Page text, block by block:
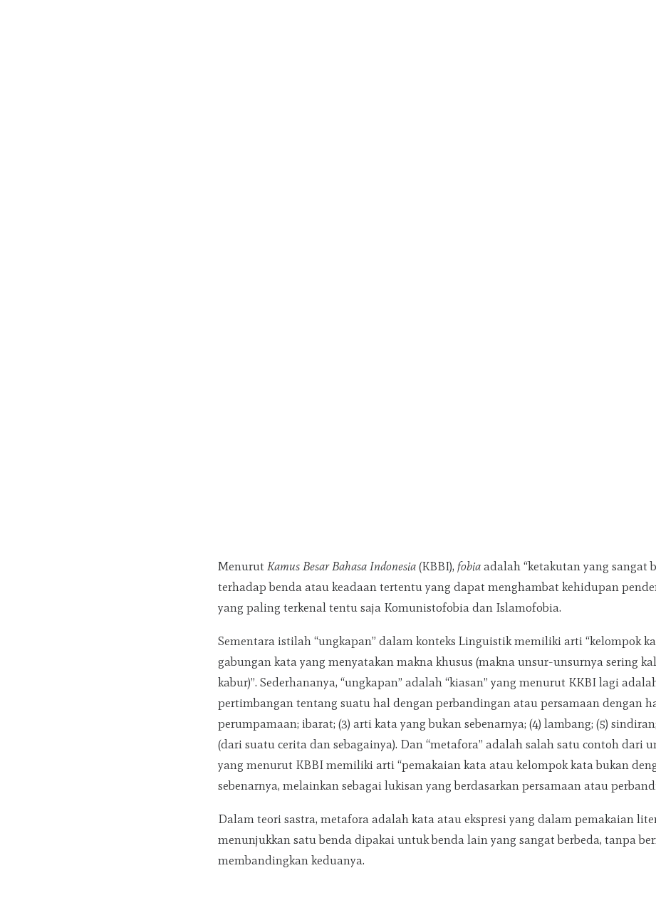
Menurut Kamus Besar Bahasa Indonesia (KBBI), fobia adalah “ketakutan yang sangat
terhadap benda atau keadaan tertentu yang dapat menghambat kehidupan
yang paling terkenal tentu saja Komunistofobia dan Islamofobia.
Sementara istilah “ungkapan” dalam konteks Linguistik memiliki arti “kelompok
gabungan kata yang menyatakan makna khusus (makna unsur-unsurnya sering
kabur)”. Sederhananya, “ungkapan” adalah “kiasan” yang menurut KKBI lagi
pertimbangan tentang suatu hal dengan perbandingan atau persamaan dengan
perumpamaan; ibarat; (3) arti kata yang bukan sebenarnya; (4) lambang; (5)
(dari suatu cerita dan sebagainya). Dan “metafora” adalah salah satu contoh dari
yang menurut KBBI memiliki arti “pemakaian kata atau kelompok kata bukan
sebenarnya, melainkan sebagai lukisan yang berdasarkan persamaan atau
Dalam teori sastra, metafora adalah kata atau ekspresi yang dalam pemakaian
menunjukkan satu benda dipakai untuk benda lain yang sangat berbeda, tanpa
membandingkan keduanya.